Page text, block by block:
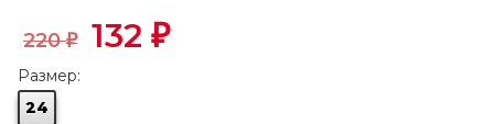
220₽ 132 ₽
Размер:
24